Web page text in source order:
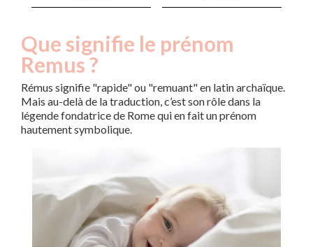
Que signifie le prénom
Remus ?
Rémus signifie "rapide" ou "remuant" en latin archaïque.
Mais au-delà de la traduction, c’est son rôle dans la
légende fondatrice de Rome qui en fait un prénom
hautement symbolique.